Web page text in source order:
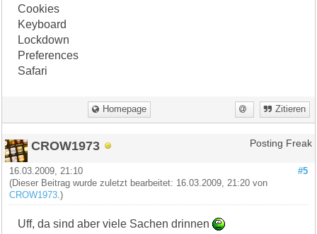
Cookies
Keyboard
Lockdown
Preferences
Safari
Homepage Zitieren
CROW1973 Posting Freak
#5
16.03.2009, 21:10
(Dieser Beitrag wurde zuletzt bearbeitet: 16.03.2009, 21:20 von
CROW1973 .)
Uff, da sind aber viele Sachen drinnen